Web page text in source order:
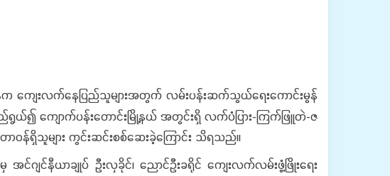
နက ကျေးလက်နေပြည်သူများအတွက် လမ်းပန်းဆက်သွယ်ရေးကောင်းမွန်
ကျောက်ပန်းတောင်းမြို့နယ် အတွင်းရှိ လက်ပံပြား-ကြက်ဖြူတဲ-ဇ
ဝန်ရှိသူများ ကွင်းဆင်းစစ်ဆေးခဲ့ကြောင်း သိရသည်။
)မှ အင်ဂျင်နီယာချုပ် ဦးလှခိုင်၊ ညောင်ဦးခရိုင် ကျေးလက်လမ်းဖွံ့ဖြိုးရေး